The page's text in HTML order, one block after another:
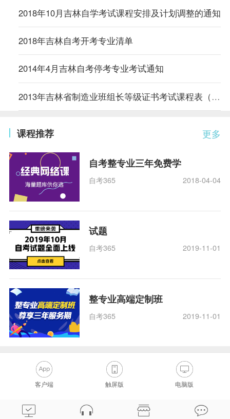
2018年10月吉林自学考试课程安排及计划调整的通知
2018年吉林自考开考专业清单
2014年4月吉林自考停考专业考试通知
2013年吉林省制造业班组长等级证书考试课程表（续表八）
更多
课程推荐
自考整专业三年免费学
自考365 2018-04-04
试题
自考365 2019-11-01
整专业高端定制班
自考365 2019-11-01
客户端 触屏版 电脑版